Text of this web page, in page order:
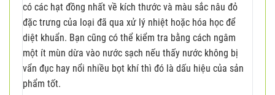
có các hạt đồng nhất về kích thước và màu sắc nâu đỏ
đặc trưng của loại đã qua xử lý nhiệt hoặc hóa học để
diệt khuẩn. Bạn cũng có thể kiểm tra bằng cách ngâm
một ít mùn dừa vào nước sạch nếu thấy nước không bị
vẩn đục hay nổi nhiều bọt khí thì đó là dấu hiệu của sản
phẩm tốt.